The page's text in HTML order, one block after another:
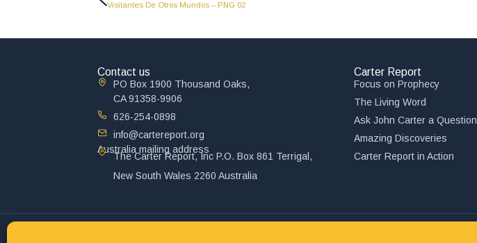
Visitantes De Otros Mundos – PNG 02
Contact us
PO Box 1900 Thousand Oaks,
CA 91358-9906
626-254-0898
info@cartereport.org
Australia mailing address
The Carter Report, Inc P.O. Box 861 Terrigal,
New South Wales 2260 Australia
Carter Report
Focus on Prophecy
The Living Word
Ask John Carter a Question
Amazing Discoveries
Carter Report in Action